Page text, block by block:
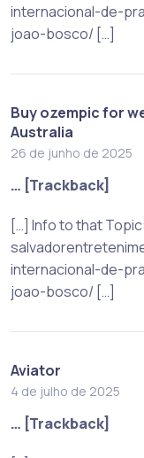
internacional-de-
joao-bosco/ […]
Buy ozempic for
Australia
26 de junho de 2025
… [Trackback]
[…] Info to that Topic:
internacional-de-
joao-bosco/ […]
Aviator
4 de julho de 2025
… [Trackback]